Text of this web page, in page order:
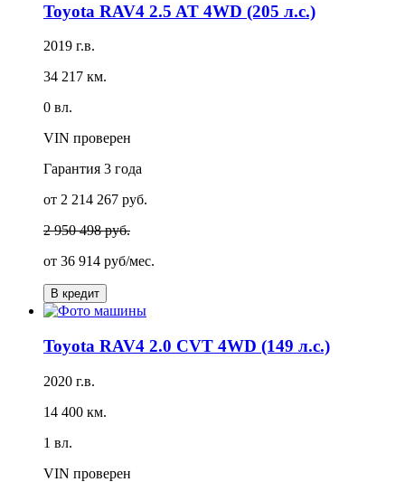
Toyota RAV4 2.5 AT 4WD (205 л.с.)
2019 г.в.
34 217 км.
0 вл.
VIN проверен
Гарантия 3 года
от 2 214 267 руб.
2 950 498 руб.
от 36 914 руб/мес.
В кредит
Toyota RAV4 2.0 CVT 4WD (149 л.с.)
2020 г.в.
14 400 км.
1 вл.
VIN проверен